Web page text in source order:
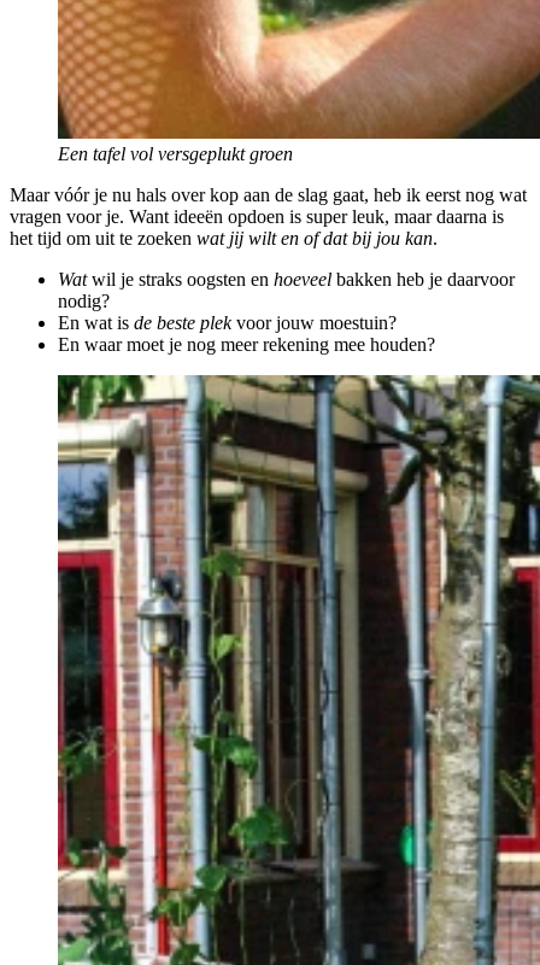
Een tafel vol versgeplukt groen
Maar vóór je nu hals over kop aan de slag gaat, heb ik eerst nog wat
vragen voor je. Want ideeën opdoen is super leuk, maar daarna is
het tijd om uit te zoeken wat jij wilt en of dat bij jou kan.
Watwil je straks oogsten en hoeveel bakken heb je daarvoor
nodig?
En wat is de beste plekvoor jouw moestuin?
En waar moet je nog meer rekening mee houden?